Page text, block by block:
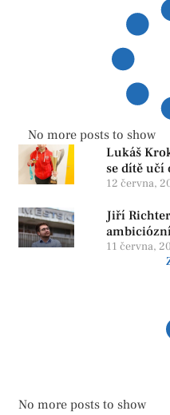
No more posts to show
Lukáš
se dítě učí
neroste
12 června,
Jiří
více
11 června,
No more posts to show